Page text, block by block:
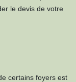
le devis de votre
certains foyers est